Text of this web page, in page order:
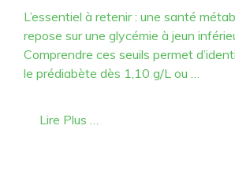
L’essentiel à retenir : une santé
repose sur une glycémie à jeun
Comprendre ces seuils permet
le prédiabète dès 1,10 g/L ou …
Lire Plus …